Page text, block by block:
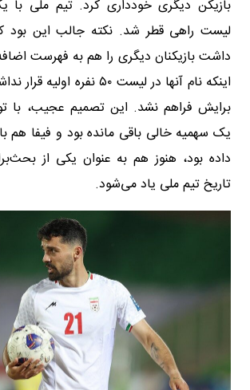
بازیکن دیگری خودداری کرد. تیم ملی
لیست راهی قطر شد. نکته جالب این بود
داشت بازیکنان دیگری را هم به فهرست
اینکه نام آنها در لیست ۵۰ نفره
برایش فراهم نشد. این تصمیم عجیب، با
یک سهمیه خالی باقی مانده بود و فیفا هم
داده بود، هنوز هم به عنوان یکی از
تاریخ تیم ملی یاد می‌شود.